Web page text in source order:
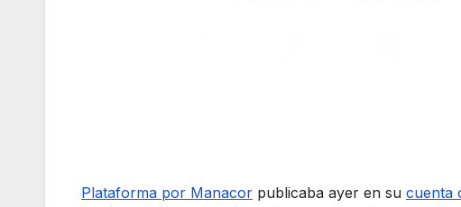
Plataforma por Manacor publicaba ayer en su cuenta